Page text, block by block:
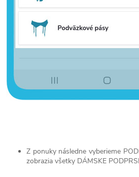
Z ponuky následne vyberieme
zobrazia všetky DÁMSKE